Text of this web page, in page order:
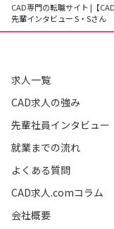
CAD専門の転職サイト |【
先輩インタビュー S・Sさん
求人一覧
CAD求人の強み
先輩社員インタビュー
就業までの流れ
よくある質問
CAD求人.comコラム
会社概要